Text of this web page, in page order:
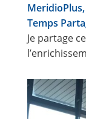
Temps
Je partage